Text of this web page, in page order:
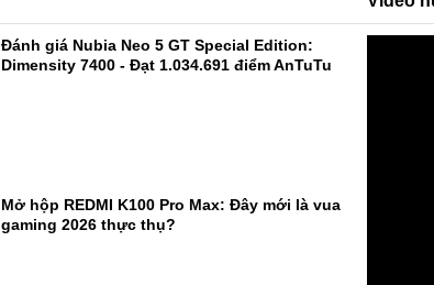
Đánh giá Nubia Neo 5 GT Special Edition:
Dimensity 7400 - Đạt 1.034.691 điểm AnTuTu
Mở hộp REDMI K100 Pro Max: Đây mới là vua
gaming 2026 thực thụ?